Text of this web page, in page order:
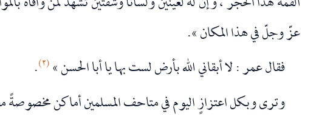
عزّ وجلّ في هذا المكان ».
فقال عمر : لا أبقاني الله بأرض لست بها يا أبا الحسن »(٢) .
وترى وبكل اعتزازٍ اليوم في متاحف المسلمين أماكن مخصوصةً